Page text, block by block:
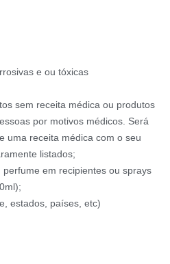
e ou tóxicas
sem receita médica ou produtos
por motivos médicos. Será
uma receita médica com o seu
listados;
em recipientes ou sprays
estados, países, etc)